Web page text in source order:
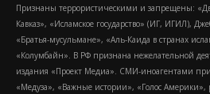
Признаны террористическими и запрещены:
Кавказ», «Исламское государство» (ИГ, ИГИЛ),
«Братья-мусульмане», «Аль-Каида в странах
«Колумбайн». В РФ признана нежелательной
издания «Проект Медиа». СМИ-иноагентами
«Медуза», «Важные истории», «Голос Америки»,